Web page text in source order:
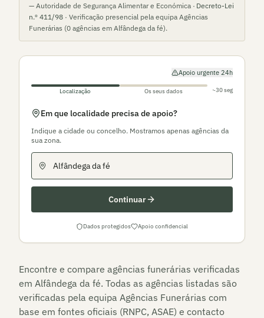
— Autoridade de Segurança Alimentar e Económica · Decreto-Lei
n.º 411/98 · Verificação presencial pela equipa Agências
Funerárias (0 agências em Alfândega da fé).
Apoio urgente 24h
Localização Os seus dados ~30 seg
Em que localidade precisa de apoio?
Indique a cidade ou concelho. Mostramos apenas agências da
sua zona.
Continuar
Dados protegidos Apoio confidencial
Encontre e compare agências funerárias verificadas
em Alfândega da fé. Todas as agências listadas são
verificadas pela equipa Agências Funerárias com
base em fontes oficiais (RNPC, ASAE) e contacto